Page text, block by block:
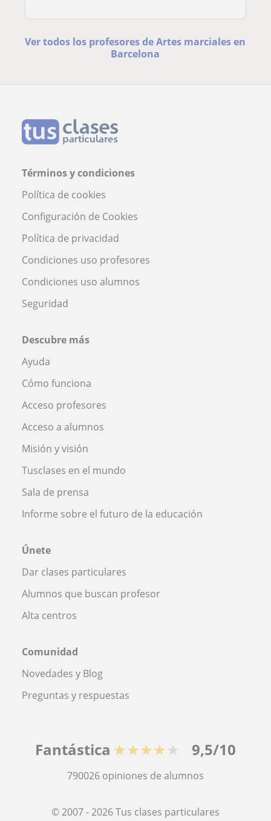
Ver todos los profesores de Artes marciales en
Barcelona
Términos y condiciones
Política de cookies
Configuración de Cookies
Política de privacidad
Condiciones uso profesores
Condiciones uso alumnos
Seguridad
Descubre más
Ayuda
Cómo funciona
Acceso profesores
Acceso a alumnos
Misión y visión
Tusclases en el mundo
Sala de prensa
Informe sobre el futuro de la educación
Únete
Dar clases particulares
Alumnos que buscan profesor
Alta centros
Comunidad
Novedades y Blog
Preguntas y respuestas
Fantástica ★★★★★ 9,5/10
790026 opiniones de alumnos
© 2007 - 2026 Tus clases particulares